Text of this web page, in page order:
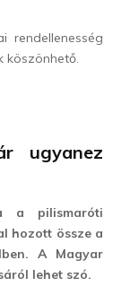
rendellenesség
köszönhető.
ugyanez
a pilismaróti
hozott össze a
A Magyar
lehet szó.